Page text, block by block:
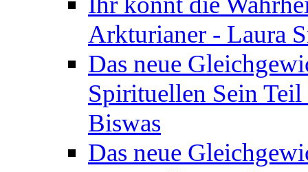
Arkturianer - Laura
Das neue
Spirituellen Sein
Biswas
Das neue